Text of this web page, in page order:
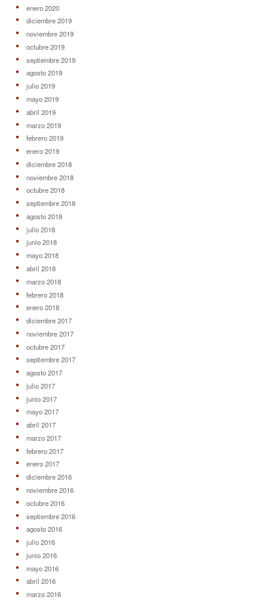
enero 2020
diciembre 2019
noviembre 2019
octubre 2019
septiembre 2019
agosto 2019
julio 2019
mayo 2019
abril 2019
marzo 2019
febrero 2019
enero 2019
diciembre 2018
noviembre 2018
octubre 2018
septiembre 2018
agosto 2018
julio 2018
junio 2018
mayo 2018
abril 2018
marzo 2018
febrero 2018
enero 2018
diciembre 2017
noviembre 2017
octubre 2017
septiembre 2017
agosto 2017
julio 2017
junio 2017
mayo 2017
abril 2017
marzo 2017
febrero 2017
enero 2017
diciembre 2016
noviembre 2016
octubre 2016
septiembre 2016
agosto 2016
julio 2016
junio 2016
mayo 2016
abril 2016
marzo 2016